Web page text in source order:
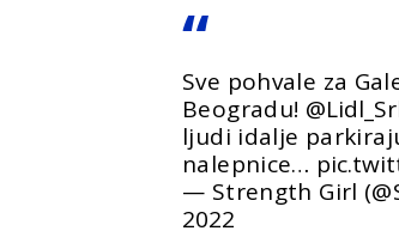
Sve pohvale za
Beogradu!
ljudi idalje
nalepnice…
— Strength Girl
2022